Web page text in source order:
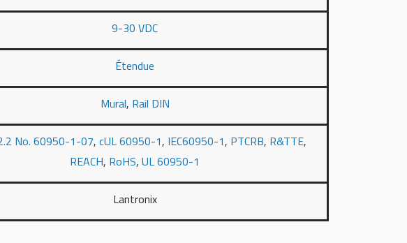
9-30 VDC
Étendue
Mural, Rail DIN
No. 60950-1-07, cUL 60950-1, IEC60950-1, PTCRB, R&TTE,
REACH, RoHS,UL 60950-1
Lantronix